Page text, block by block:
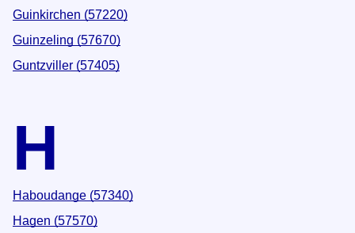
Guinkirchen (57220)
Guinzeling (57670)
Guntzviller (57405)
H
Haboudange (57340)
Hagen (57570)